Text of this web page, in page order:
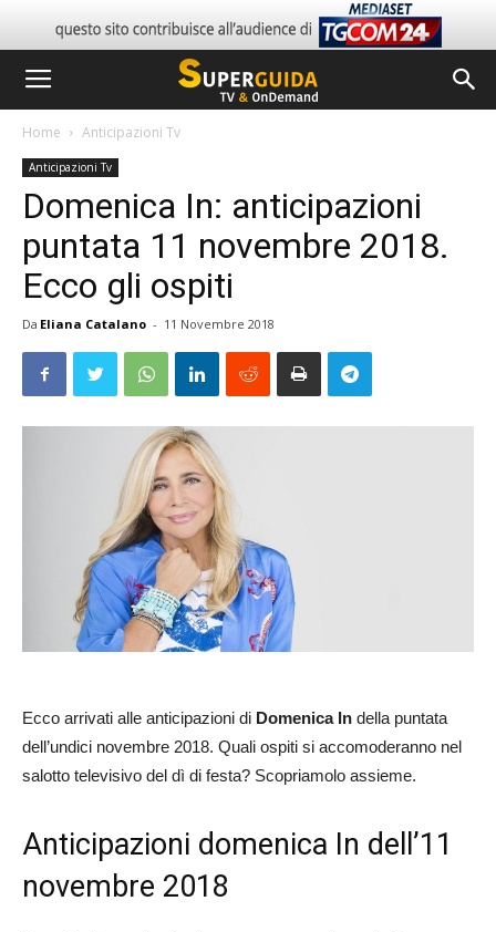
Home Anticipazioni Tv
Anticipazioni Tv
Domenica In: anticipazioni
puntata 11 novembre 2018.
Ecco gli ospiti
Da Eliana Catalano - 11 Novembre 2018
Ecco arrivati alle anticipazioni di Domenica In della puntata
dell’undici novembre 2018. Quali ospiti si accomoderanno nel
salotto televisivo del dì di festa? Scopriamolo assieme.
Anticipazioni domenica In dell’11
novembre 2018